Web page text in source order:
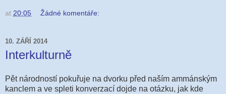
at 20:05 Žádné komentáře:
10. ZÁŘÍ 2014
Interkulturně
Pět národností pokuřuje na dvorku před naším ammánským
kanclem a ve spleti konverzací dojde na otázku, jak kde